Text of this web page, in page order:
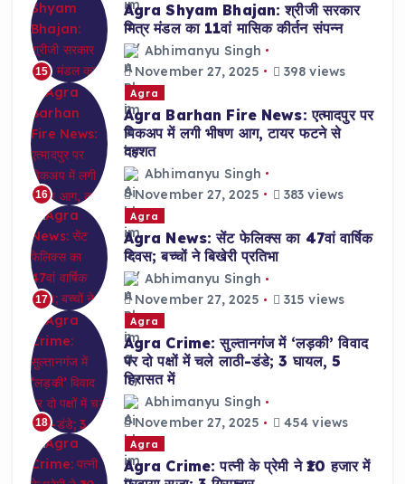
15
Agra Shyam Bhajan: श्रीजी सरकार
मित्र मंडल का 11वां मासिक कीर्तन संपन्न
Abhimanyu Singh
November 27, 2025
398 views
16
Agra
Agra Barhan Fire News: एत्मादपुर पर
पिकअप में लगी भीषण आग, टायर फटने से
दहशत
Abhimanyu Singh
November 27, 2025
383 views
17
Agra
Agra News: सेंट फेलिक्स का 47वां वार्षिक
दिवस; बच्चों ने बिखेरी प्रतिभा
Abhimanyu Singh
November 27, 2025
315 views
18
Agra
Agra Crime: सुल्तानगंज में ‘लड़की’ विवाद
पर दो पक्षों में चले लाठी-डंडे; 3 घायल, 5
हिरासत में
Abhimanyu Singh
November 27, 2025
454 views
Agra
Agra Crime: पत्नी के प्रेमी ने ₹10 हजार में